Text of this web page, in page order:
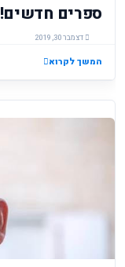
ספרים חדשים!
דצמבר 30, 2019
המשך לקרוא